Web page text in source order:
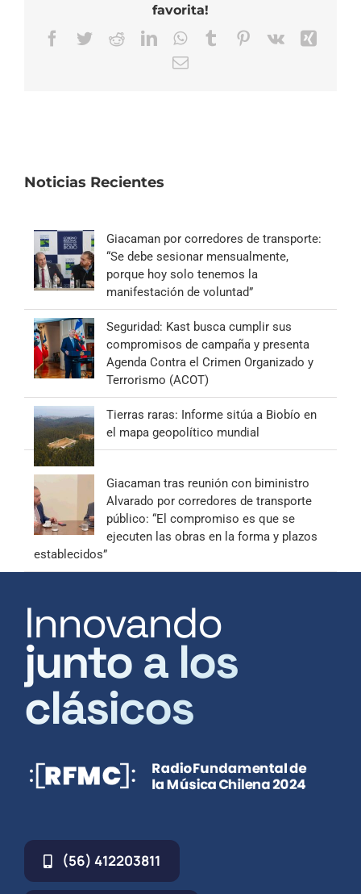
favorita!
Facebook
TwitterRedditLinkedInWhatsApp
TumblrPinterest
Vk
Correo
Noticias Recientes
Giacaman por corredores de transporte:
“Se debe sesionar mensualmente,
porque hoy solo tenemos la
manifestación de voluntad”
Seguridad: Kast busca cumplir sus
compromisos de campaña y presenta
Agenda Contra el Crimen Organizado y
Terrorismo (ACOT)
Tierras raras: Informe sitúa a Biobío en
el mapa geopolítico mundial
Giacaman tras reunión con biministro
Alvarado por corredores de transporte
público: “El compromiso es que se
ejecuten las obras en la forma y plazos
establecidos”
Innovando
junto a los
clásicos
(56) 412203811